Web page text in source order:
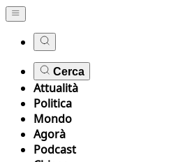
Cerca
Attualità
Politica
Mondo
Agorà
Podcast